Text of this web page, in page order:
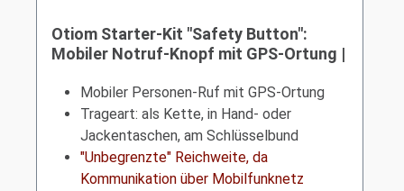
Otiom Starter-Kit "Safety Button":
Mobiler Notruf-Knopf mit GPS-Ortung |
auf App
Mobiler Personen-Ruf mit GPS-Ortung
Trageart: als Kette, in Hand- oder
Jackentaschen, am Schlüsselbund
"Unbegrenzte" Reichweite, da
Kommunikation über Mobilfunknetz